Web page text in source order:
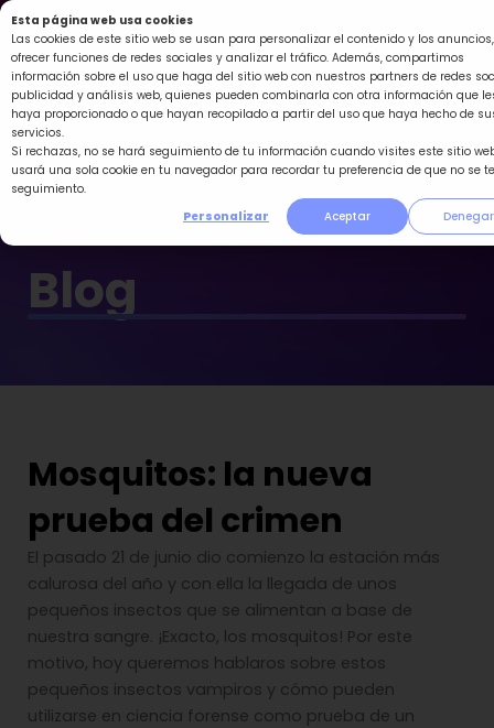
Esta página web usa cookies
Las cookies de este sitio web se usan para personalizar el contenido y los anuncios,
ofrecer funciones de redes sociales y analizar el tráfico. Además, compartimos
información sobre el uso que haga del sitio web con nuestros partners de redes
publicidad y análisis web, quienes pueden combinarla con otra información que
haya proporcionado o que hayan recopilado a partir del uso que haya hecho de
servicios.
Si rechazas, no se hará seguimiento de tu información cuando visites este sitio
usará una sola cookie en tu navegador para recordar tu preferencia de que no se
seguimiento.
Personalizar
Aceptar Denegar
Ir
al
contenido
Blog
Mosquitos: la nueva
prueba del crimen
El pasado 21 de junio dio comienzo la estación más
calurosa del año y con ella la llegada de unos
pequeños insectos que se alimentan a base de
nuestra sangre. ¡Exacto, los mosquitos! Por este
motivo, hoy queremos hablaros sobre estos
pequeños insectos vampiros y cómo pueden
utilizarse en ciencia forense como prueba de un